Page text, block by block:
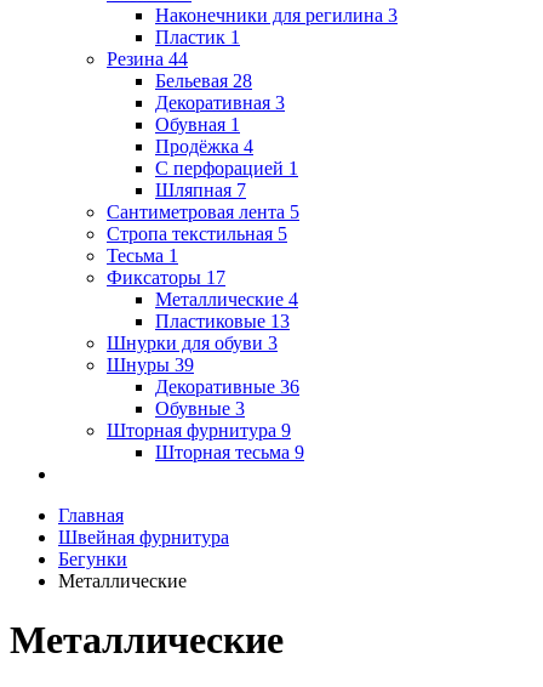
Наконечники для регилина 3
Пластик 1
Резина 44
Бельевая 28
Декоративная 3
Обувная 1
Продёжка 4
С перфорацией 1
Шляпная 7
Сантиметровая лента 5
Стропа текстильная 5
Тесьма 1
Фиксаторы 17
Металлические 4
Пластиковые 13
Шнурки для обуви 3
Шнуры 39
Декоративные 36
Обувные 3
Шторная фурнитура 9
Шторная тесьма 9
Главная
Швейная фурнитура
Бегунки
Металлические
Металлические